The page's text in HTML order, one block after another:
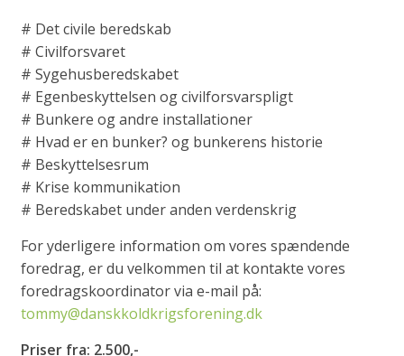
# Det civile beredskab
# Civilforsvaret
# Sygehusberedskabet
# Egenbeskyttelsen og civilforsvarspligt
# Bunkere og andre installationer
# Hvad er en bunker? og bunkerens historie
# Beskyttelsesrum
# Krise kommunikation
# Beredskabet under anden verdenskrig
For yderligere information om vores spændende
foredrag, er du velkommen til at kontakte vores
foredragskoordinator via e-mail på:
tommy@danskkoldkrigsforening.dk
Priser fra: 2.500,-